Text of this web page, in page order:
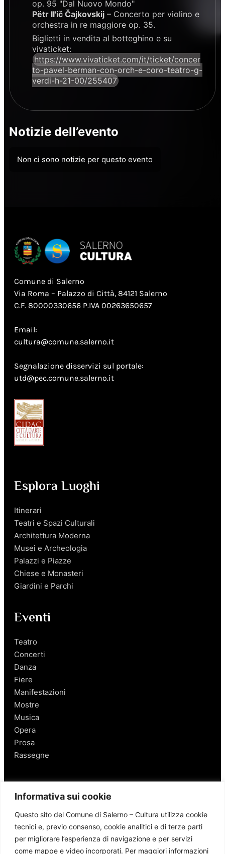
Informativa sui cookie
Questo sito del Comune di Salerno – Cultura utilizza cookie
tecnici e, previo consenso, cookie analitici e di terze parti
per migliorare l’esperienza di navigazione e per servizi
come mappe e video incorporati. Per maggiori informazioni
op. 95 "Dal Nuovo Mondo"
Pëtr Il'ič Čajkovskij – Concerto per violino e
orchestra in re maggiore op. 35.
Biglietti in vendita al botteghino e su
vivaticket:
https://www.vivaticket.com/it/ticket/concer
to-pavel-berman-con-orch-e-coro-teatro-g-
verdi-h-21-00/255407
Notizie dell’evento
Non ci sono notizie per questo evento
Comune di Salerno
Via Roma – Palazzo di Città, 84121 Salerno
C.F. 80000330656 P.IVA 00263650657
Email:
cultura@comune.salerno.it
Segnalazione disservizi sul portale:
utd@pec.comune.salerno.it
Esplora Luoghi
Itinerari
Teatri e Spazi Culturali
Architettura Moderna
Musei e Archeologia
Palazzi e Piazze
Chiese e Monasteri
Giardini e Parchi
Eventi
Teatro
Concerti
Danza
Fiere
Manifestazioni
Mostre
Musica
Opera
Prosa
Rassegne
Salerno
Personaggi
Enogastronomia
Mobilità a Salerno
Luoghi nei Dintorni